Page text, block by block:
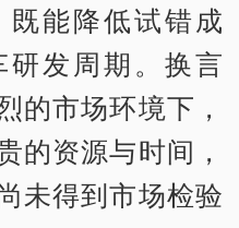
能降低试错成
发周期。换言
的市场环境下，
的资源与时间，
未得到市场检验